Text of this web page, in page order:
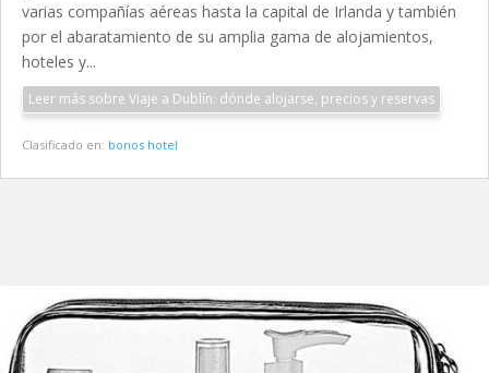
varias compañías aéreas hasta la capital de Irlanda y también
por el abaratamiento de su amplia gama de alojamientos,
hoteles y...
Leer más sobre Viaje a Dublín: dónde alojarse, precios y reservas
Clasificado en: bonos hotel